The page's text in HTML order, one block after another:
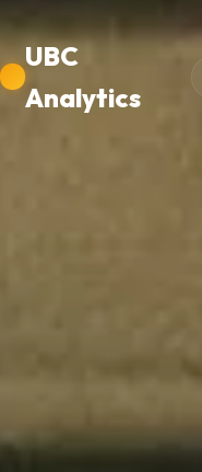
UBC
Analytics